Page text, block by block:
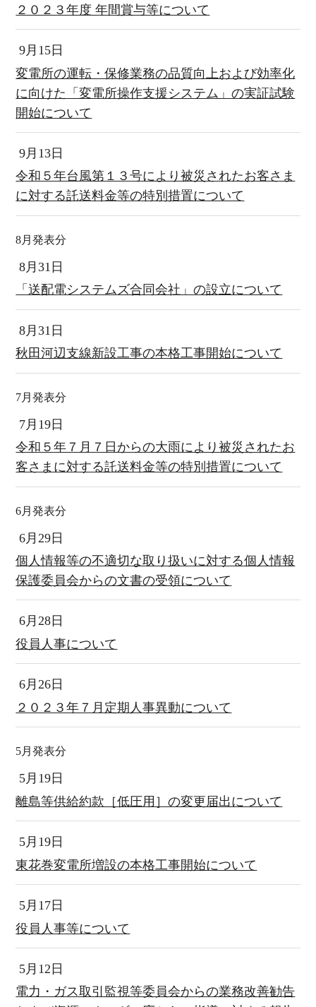
２０２３年度 年間賞与等について
9月15日
変電所の運転・保修業務の品質向上および効率化
に向けた「変電所操作支援システム」の実証試験
開始について
9月13日
令和５年台風第１３号により被災されたお客さま
に対する託送料金等の特別措置について
8月発表分
8月31日
「送配電システムズ合同会社」の設立について
8月31日
秋田河辺支線新設工事の本格工事開始について
7月発表分
7月19日
令和５年７月７日からの大雨により被災されたお
客さまに対する託送料金等の特別措置について
6月発表分
6月29日
個人情報等の不適切な取り扱いに対する個人情報
保護委員会からの文書の受領について
6月28日
役員人事について
6月26日
２０２３年７月定期人事異動について
5月発表分
5月19日
離島等供給約款［低圧用］の変更届出について
5月19日
東花巻変電所増設の本格工事開始について
5月17日
役員人事等について
5月12日
電力・ガス取引監視等委員会からの業務改善勧告